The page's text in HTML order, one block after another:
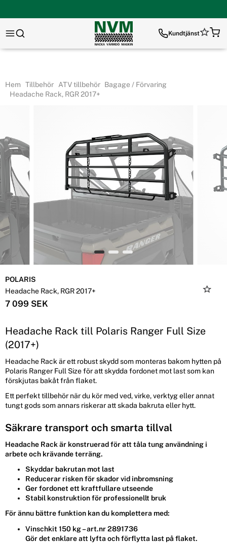
Kundtjänst
Hem Tillbehör ATV tillbehör Bagage / Förvaring
Headache Rack, RGR 2017+
POLARIS
Headache Rack, RGR 2017+
7 099 SEK
Headache Rack till Polaris Ranger Full Size
(2017+)
Headache Rack är ett robust skydd som monteras bakom hytten på
Polaris Ranger Full Size för att skydda fordonet mot last som kan
förskjutas bakåt från flaket.
Ett perfekt tillbehör när du kör med ved, virke, verktyg eller annat
tungt gods som annars riskerar att skada bakruta eller hytt.
Säkrare transport och smarta tillval
Headache Rack är konstruerad för att tåla tung användning i
arbete och krävande terräng.
Skyddar bakrutan mot last
Reducerar risken för skador vid inbromsning
Ger fordonet ett kraftfullare utseende
Stabil konstruktion för professionellt bruk
För ännu bättre funktion kan du komplettera med:
Vinschkit 150 kg– art.nr 2891736
Gör det enklare att lyfta och förflytta last på flaket.